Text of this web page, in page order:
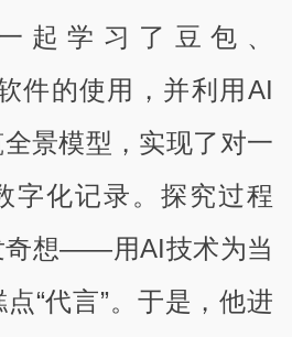
起学习了豆包、
件的使用，并利用AI
景模型，实现了对一
字化记录。探究过程
奇想——用AI技术为当
“代言”。于是，他进